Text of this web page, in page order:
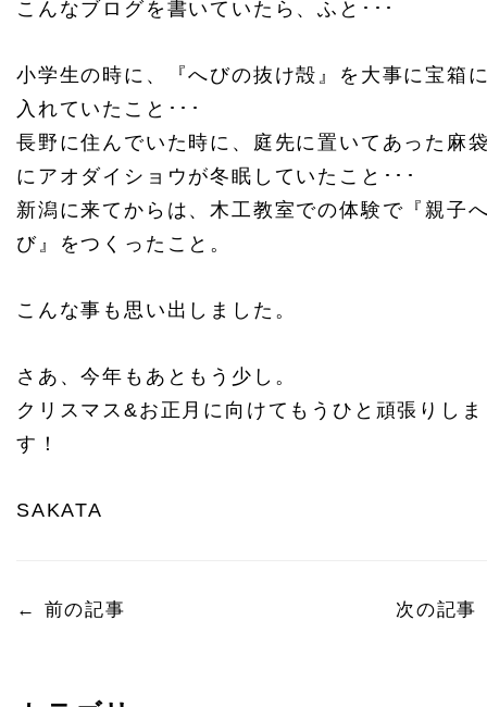
こんなブログを書いていたら、ふと･･･
小学生の時に、『へびの抜け殻』を大事に宝箱
入れていたこと･･･
長野に住んでいた時に、庭先に置いてあった麻
にアオダイショウが冬眠していたこと･･･
新潟に来てからは、木工教室での体験で『親子
び』をつくったこと。
こんな事も思い出しました。
さあ、今年もあともう少し。
クリスマス&お正月に向けてもうひと頑張りしま
す！
SAKATA
← 前の記事 次の記事